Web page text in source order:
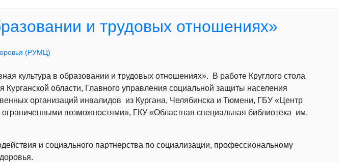
и трудовых отношениях»
(РУМЦ)
культура в образовании и трудовых отношениях». В работе Круглого стола
Курганской области, Главного управления социальной защиты населения
организаций инвалидов из Кургана, Челябинска и Тюмени, ГБУ «Центр
возможностями», ГКУ «Областная специальная библиотека им.
и социального партнерства по социализации, профессиональному